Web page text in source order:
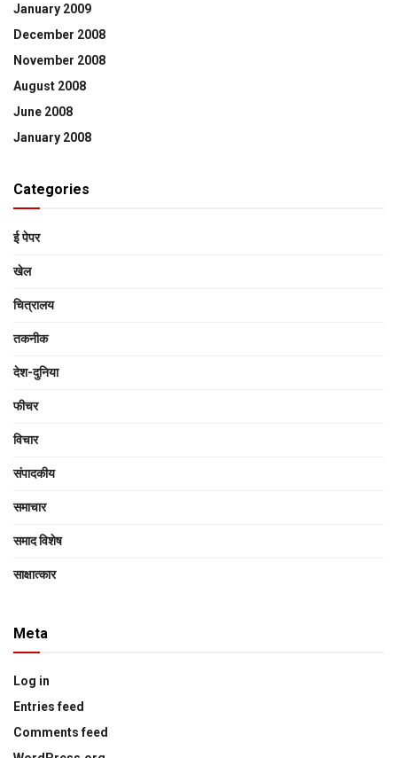
January 2009
December 2008
November 2008
August 2008
June 2008
January 2008
Categories
ई पेपर
खेल
चित्रालय
तकनीक
देश-दुनिया
फीचर
विचार
संपादकीय
समाचार
समाद विशेष
साक्षात्‍कार
Meta
Log in
Entries feed
Comments feed